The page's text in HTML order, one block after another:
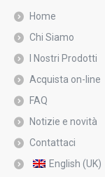
Home
Chi Siamo
I Nostri Prodotti
Acquista on-line
FAQ
Notizie e novità
Contattaci
English (UK)